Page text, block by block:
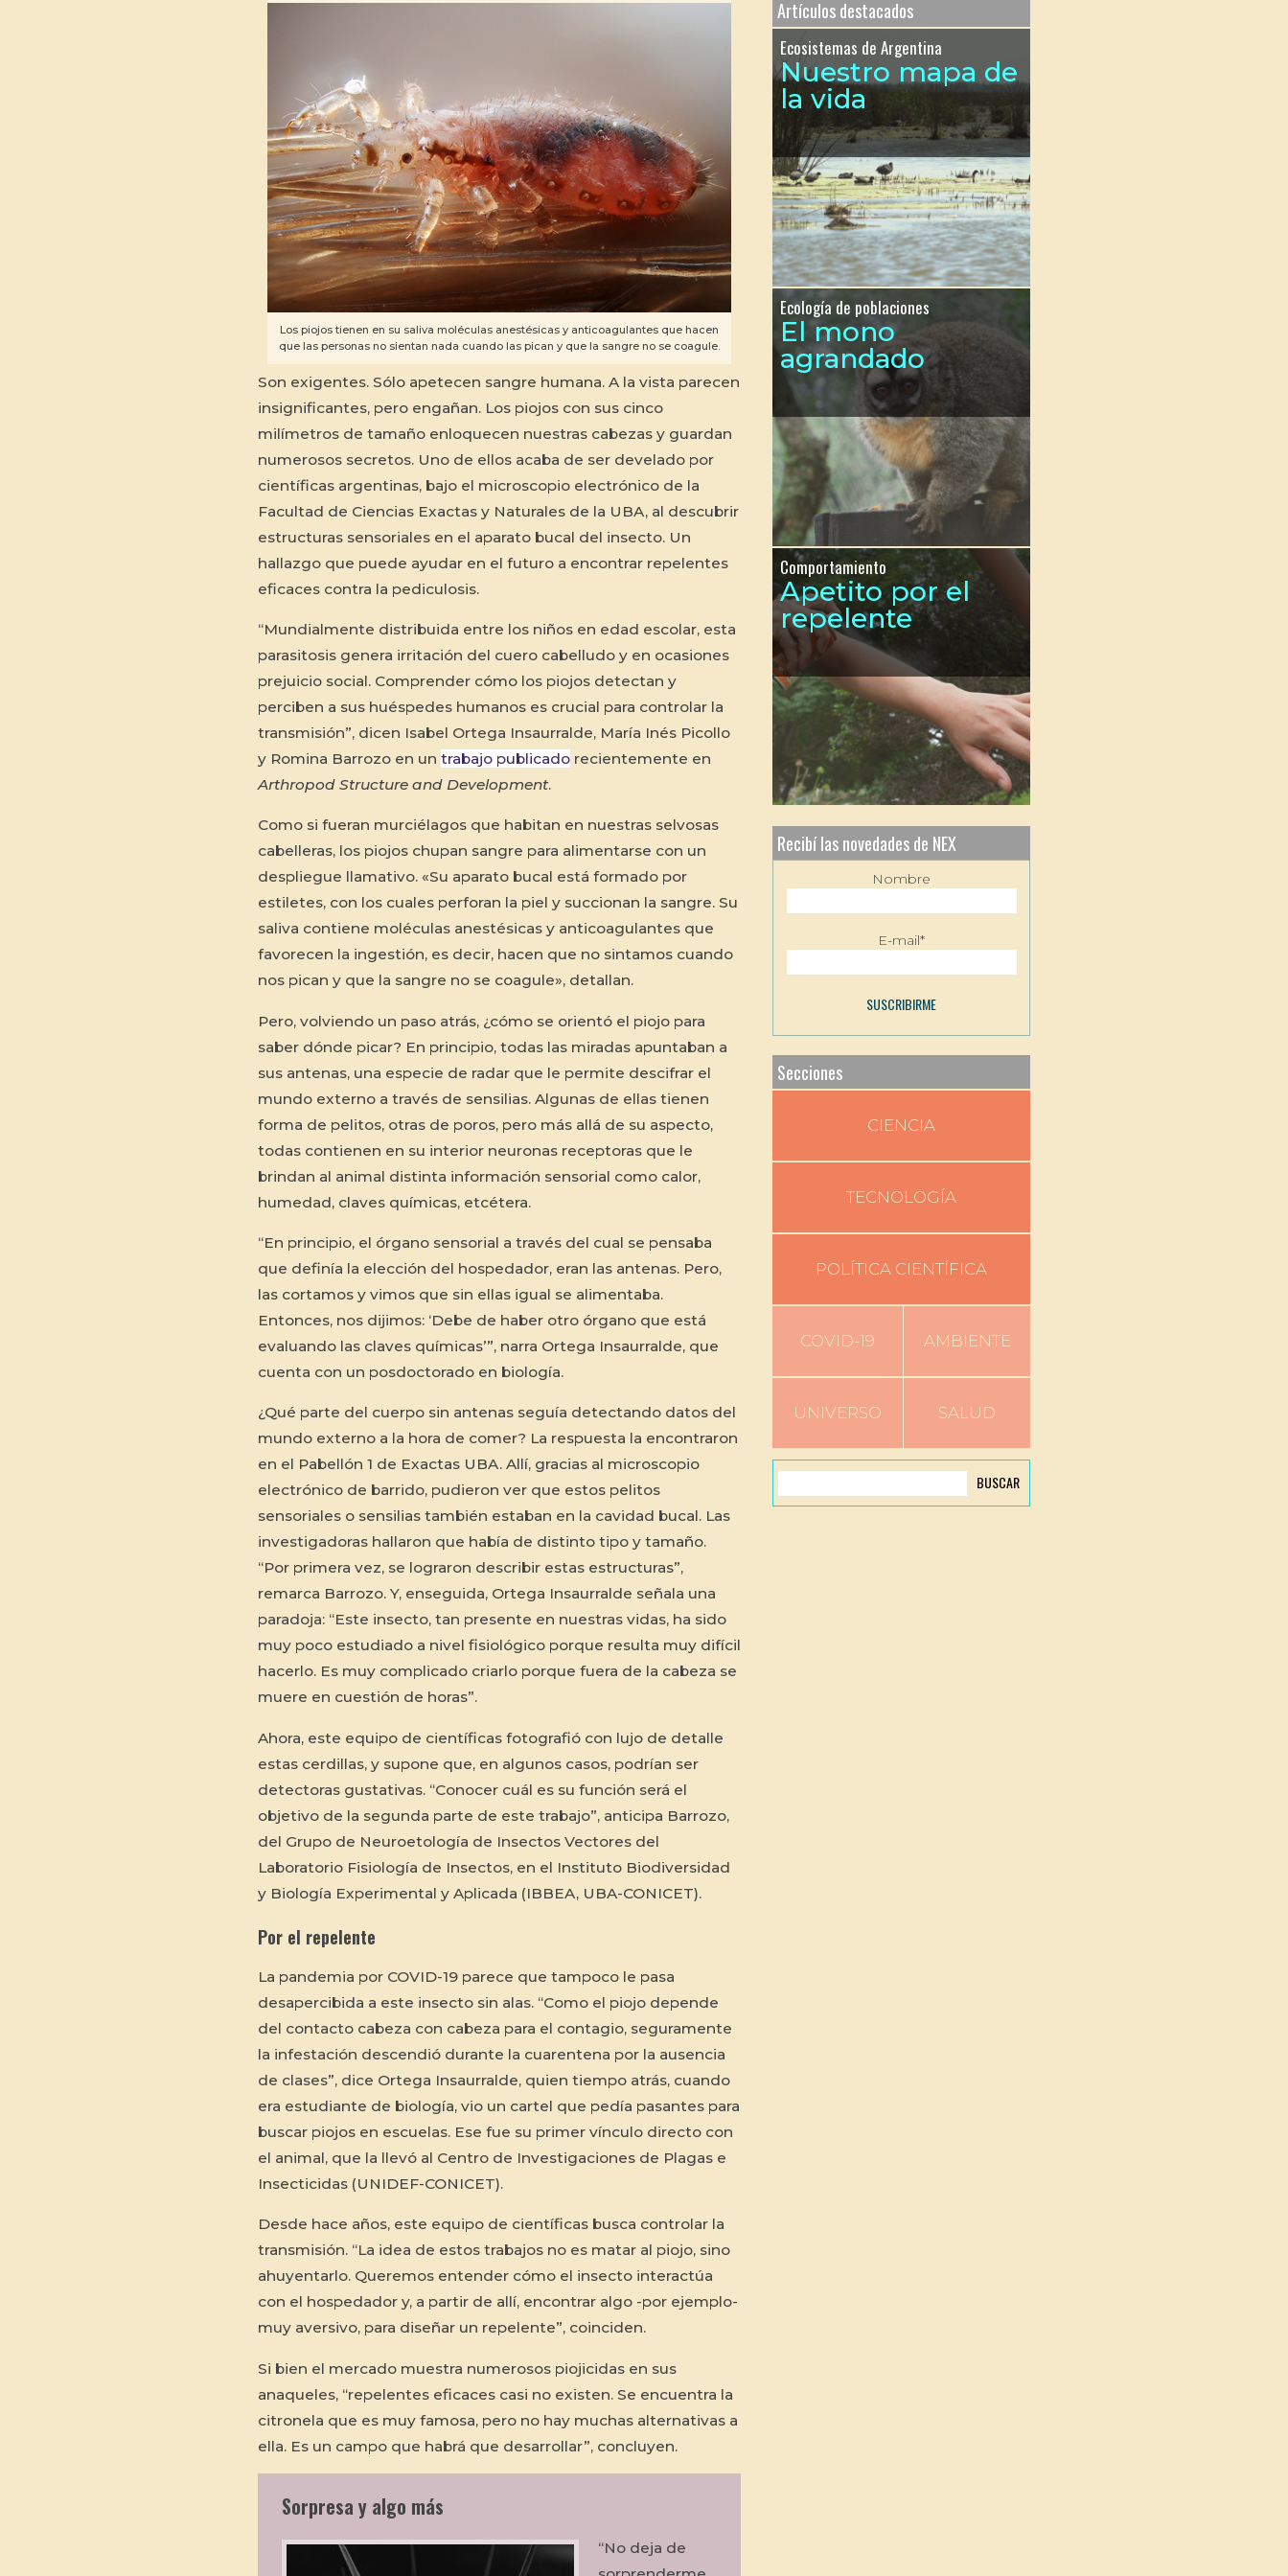
Los piojos tienen en su saliva moléculas anestésicas y anticoagulantes que hacen
que las personas no sientan nada cuando las pican y que la sangre no se coagule.
Son exigentes. Sólo apetecen sangre humana. A la vista parecen
insignificantes, pero engañan. Los piojos con sus cinco
milímetros de tamaño enloquecen nuestras cabezas y guardan
numerosos secretos. Uno de ellos acaba de ser develado por
científicas argentinas, bajo el microscopio electrónico de la
Facultad de Ciencias Exactas y Naturales de la UBA, al descubrir
estructuras sensoriales en el aparato bucal del insecto. Un
hallazgo que puede ayudar en el futuro a encontrar repelentes
eficaces contra la pediculosis.
“Mundialmente distribuida entre los niños en edad escolar, esta
parasitosis genera irritación del cuero cabelludo y en ocasiones
prejuicio social. Comprender cómo los piojos detectan y
perciben a sus huéspedes humanos es crucial para controlar la
transmisión”, dicen Isabel Ortega Insaurralde, María Inés Picollo
y Romina Barrozo en un trabajo publicadorecientemente en
Arthropod Structure and Development.
Como si fueran murciélagos que habitan en nuestras selvosas
cabelleras, los piojos chupan sangre para alimentarse con un
despliegue llamativo. «Su aparato bucal está formado por
estiletes, con los cuales perforan la piel y succionan la sangre. Su
saliva contiene moléculas anestésicas y anticoagulantes que
favorecen la ingestión, es decir, hacen que no sintamos cuando
nos pican y que la sangre no se coagule», detallan.
Pero, volviendo un paso atrás, ¿cómo se orientó el piojo para
saber dónde picar? En principio, todas las miradas apuntaban a
sus antenas, una especie de radar que le permite descifrar el
mundo externo a través de sensilias. Algunas de ellas tienen
forma de pelitos, otras de poros, pero más allá de su aspecto,
todas contienen en su interior neuronas receptoras que le
brindan al animal distinta información sensorial como calor,
humedad, claves químicas, etcétera.
“En principio, el órgano sensorial a través del cual se pensaba
que definía la elección del hospedador, eran las antenas. Pero,
las cortamos y vimos que sin ellas igual se alimentaba.
Entonces, nos dijimos: ‘Debe de haber otro órgano que está
evaluando las claves químicas’”, narra Ortega Insaurralde, que
cuenta con un posdoctorado en biología.
¿Qué parte del cuerpo sin antenas seguía detectando datos del
mundo externo a la hora de comer? La respuesta la encontraron
en el Pabellón 1 de Exactas UBA. Allí, gracias al microscopio
electrónico de barrido, pudieron ver que estos pelitos
sensoriales o sensilias también estaban en la cavidad bucal. Las
investigadoras hallaron que había de distinto tipo y tamaño.
“Por primera vez, se lograron describir estas estructuras”,
remarca Barrozo. Y, enseguida, Ortega Insaurralde señala una
paradoja: “Este insecto, tan presente en nuestras vidas, ha sido
muy poco estudiado a nivel fisiológico porque resulta muy difícil
hacerlo. Es muy complicado criarlo porque fuera de la cabeza se
muere en cuestión de horas”.
Ahora, este equipo de científicas fotografió con lujo de detalle
estas cerdillas, y supone que, en algunos casos, podrían ser
detectoras gustativas. “Conocer cuál es su función será el
objetivo de la segunda parte de este trabajo”, anticipa Barrozo,
del Grupo de Neuroetología de Insectos Vectores del
Laboratorio Fisiología de Insectos, en el Instituto Biodiversidad
y Biología Experimental y Aplicada (IBBEA, UBA-CONICET).
Por el repelente
La pandemia por COVID-19 parece que tampoco le pasa
desapercibida a este insecto sin alas. “Como el piojo depende
del contacto cabeza con cabeza para el contagio, seguramente
la infestación descendió durante la cuarentena por la ausencia
de clases”, dice Ortega Insaurralde, quien tiempo atrás, cuando
era estudiante de biología, vio un cartel que pedía pasantes para
buscar piojos en escuelas. Ese fue su primer vínculo directo con
el animal, que la llevó al Centro de Investigaciones de Plagas e
Insecticidas (UNIDEF-CONICET).
Desde hace años, este equipo de científicas busca controlar la
transmisión. “La idea de estos trabajos no es matar al piojo, sino
ahuyentarlo. Queremos entender cómo el insecto interactúa
con el hospedador y, a partir de allí, encontrar algo -por ejemplo-
muy aversivo, para diseñar un repelente”, coinciden.
Si bien el mercado muestra numerosos piojicidas en sus
anaqueles, “repelentes eficaces casi no existen. Se encuentra la
citronela que es muy famosa, pero no hay muchas alternativas a
ella. Es un campo que habrá que desarrollar”, concluyen.
Sorpresa y algo más
“No deja de
Artículos destacados
Ecosistemas de Argentina
Nuestro mapa de
la vida
Ecología de poblaciones
El mono
agrandado
Comportamiento
Apetito por el
repelente
Recibí las novedades de NEX
Nombre
E-mail*
Secciones
CIENCIA
TECNOLOGÍA
POLÍTICA CIENTÍFICA
COVID-19 AMBIENTE
UNIVERSO SALUD
BUSCAR